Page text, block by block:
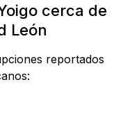
cerca de
León
reportados